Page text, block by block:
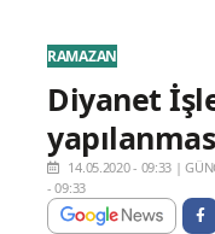
RAMAZAN
Diyanet
14.05.2020 - 09:33 |
- 09:33